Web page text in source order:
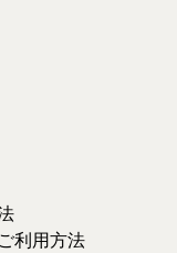
利用方法